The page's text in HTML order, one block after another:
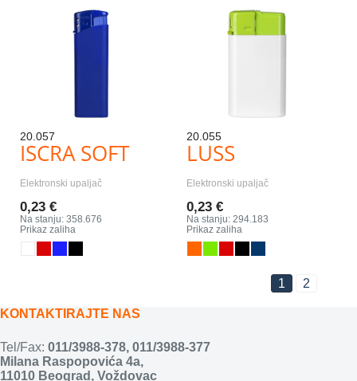
20.057
ISCRA SOFT
Elektronski upaljač
0,23 €
Na stanju: 358.676
Prikaz zaliha
20.055
LUSS
Elektronski upaljač
0,23 €
Na stanju: 294.183
Prikaz zaliha
1 2
KONTAKTIRAJTE NAS
Tel/Fax: 011/3988-378, 011/3988-377
Milana Raspopovića 4a,
11010 Beograd, Voždovac